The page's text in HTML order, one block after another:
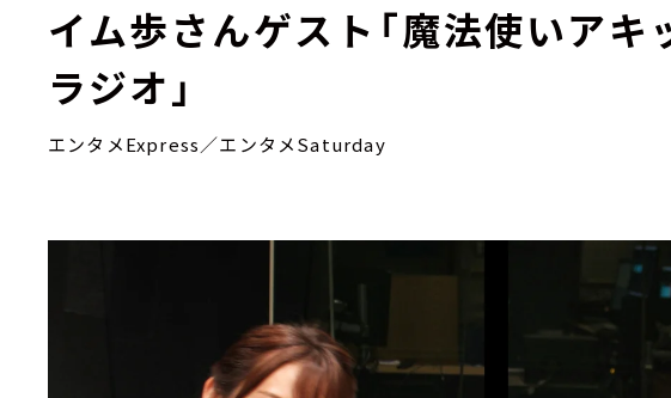
イム歩さんゲスト「魔法使いア
ラジオ」
エンタメExpress／エンタメSaturday